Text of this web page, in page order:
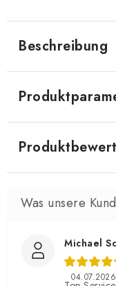
Beschreibung
Michael
04.07.2026